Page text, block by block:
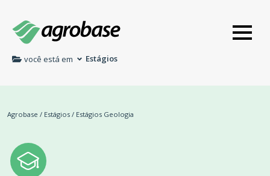
você está em Estágios
Agrobase / Estágios / Estágios Geologia